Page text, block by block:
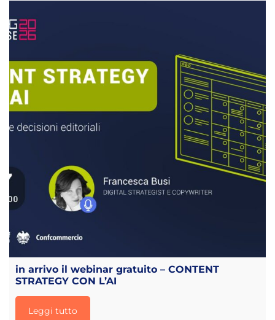
in arrivo il webinar gratuito – CONTENT
STRATEGY CON L’AI
Leggi tutto